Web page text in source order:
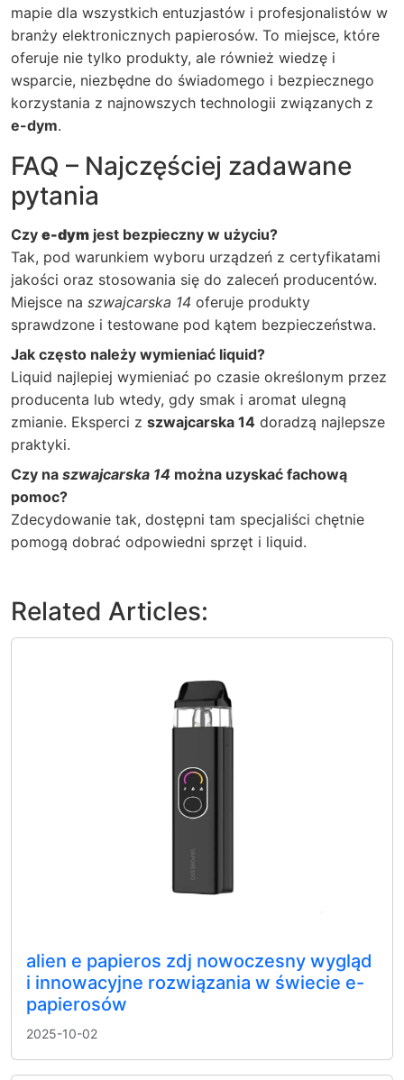
mapie dla wszystkich entuzjastów i profesjonalistów w
branży elektronicznych papierosów. To miejsce, które
oferuje nie tylko produkty, ale również wiedzę i
wsparcie, niezbędne do świadomego i bezpiecznego
korzystania z najnowszych technologii związanych z
e-dym.
FAQ – Najczęściej zadawane
pytania
Czy e-dym jest bezpieczny w użyciu?
Tak, pod warunkiem wyboru urządzeń z certyfikatami
jakości oraz stosowania się do zaleceń producentów.
Miejsce na szwajcarska 14 oferuje produkty
sprawdzone i testowane pod kątem bezpieczeństwa.
Jak często należy wymieniać liquid?
Liquid najlepiej wymieniać po czasie określonym przez
producenta lub wtedy, gdy smak i aromat ulegną
zmianie. Eksperci z szwajcarska 14 doradzą najlepsze
praktyki.
Czy na szwajcarska 14 można uzyskać fachową
pomoc?
Zdecydowanie tak, dostępni tam specjaliści chętnie
pomogą dobrać odpowiedni sprzęt i liquid.
Related Articles:
alien e papieros zdj nowoczesny wygląd
i innowacyjne rozwiązania w świecie e-
papierosów
2025-10-02